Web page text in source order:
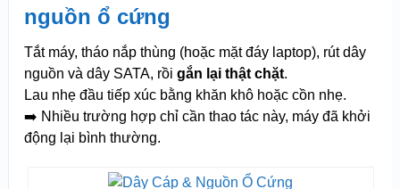
nguồn ổ cứng
Tắt máy, tháo nắp thùng (hoặc mặt đáy laptop), rút dây
nguồn và dây SATA, rồi gắn lại thật chặt.
Lau nhẹ đầu tiếp xúc bằng khăn khô hoặc cồn nhẹ.
➡️ Nhiều trường hợp chỉ cần thao tác này, máy đã khởi
động lại bình thường.